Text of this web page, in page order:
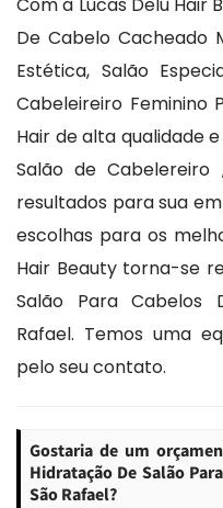
De Cabelo Cacheado
Estética, Salão
Cabeleireiro Feminino
Hair de alta qualidade
Salão de Cabelereiro
resultados para sua
escolhas para os
Hair Beauty torna-se
Salão Para Cabelos
Rafael. Temos uma
pelo seu contato.
Gostaria de um
Hidratação De Salão
São Rafael?